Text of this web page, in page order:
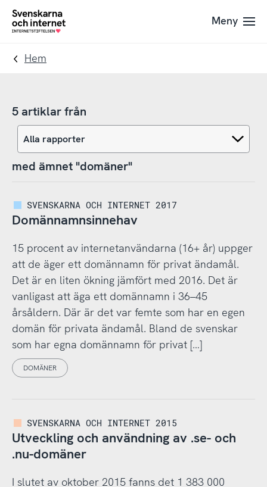
Till
navigation
Till
innehåll
To
Meny
Hem
5 artiklar från
med ämnet "domäner"
SVENSKARNA OCH INTERNET 2017
Domännamnsinnehav
15 procent av internetanvändarna (16+ år) uppger
att de äger ett domännamn för privat ändamål.
Det är en liten ökning jämfört med 2016. Det är
vanligast att äga ett domännamn i 36–45
årsåldern. Där är det var femte som har en egen
domän för privata ändamål. Bland de svenskar
som har egna domännamn för privat […]
DOMÄNER
SVENSKARNA OCH INTERNET 2015
Utveckling och användning av .se- och
.nu-domäner
I slutet av oktober 2015 fanns det 1 383 000